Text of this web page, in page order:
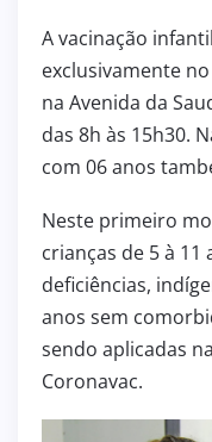
A vacinação
exclusivamente
na Avenida da
das 8h às 15h30.
com 06 anos
Neste primeiro
crianças de 5 à
deficiências,
anos sem
sendo aplicadas
Coronavac.